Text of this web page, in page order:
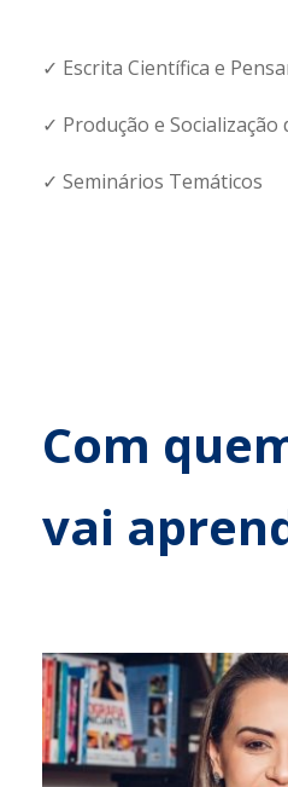
✓ Escrita Científica e
✓ Produção e Socialização
✓ Seminários Temáticos
Com
vai